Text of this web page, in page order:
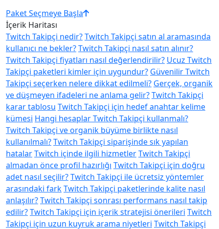
Paket Seçmeye Başla
İçerik Haritası
Twitch Takipçi nedir?Twitch Takipçi satın al aramasında
kullanıcı ne bekler?Twitch Takipçi nasıl satın alınır?
Twitch Takipçi fiyatları nasıl değerlendirilir? Ucuz Twitch
Takipçi paketleri kimler için uygundur? Güvenilir Twitch
Takipçi seçerken nelere dikkat edilmeli? Gerçek, organik
ve düşmeyen ifadeleri ne anlama gelir?Twitch Takipçi
karar tablosu Twitch Takipçi için hedef anahtar kelime
kümesi Hangi hesaplar Twitch Takipçi kullanmalı?
Twitch Takipçi ve organik büyüme birlikte nasıl
kullanılmalı?Twitch Takipçi siparişinde sık yapılan
hatalarTwitch içinde ilgili hizmetlerTwitch Takipçi
almadan önce profil hazırlığı Twitch Takipçi için doğru
adet nasıl seçilir?Twitch Takipçi ile ücretsiz yöntemler
arasındaki farkTwitch Takipçi paketlerinde kalite nasıl
anlaşılır?Twitch Takipçi sonrası performans nasıl takip
edilir?Twitch Takipçi için içerik stratejisi önerileri Twitch
Takipçi için uzun kuyruk arama niyetleri Twitch Takipçi